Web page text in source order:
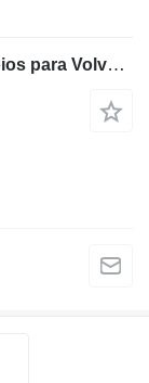
ZF 4PW-45H1 [NAP 2603] caja de cambios para Volvo BM4600 HANOMAG B16 ZETTELMEYER ZL4001 retroexcavadora